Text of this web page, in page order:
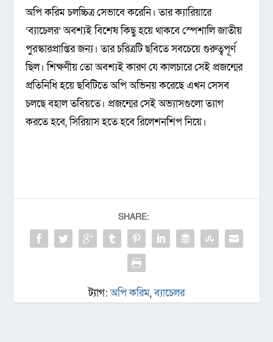
অপি করিম চলচ্চিত্র সেভাবে করেনি। তার ক্যারিয়ারে
‘ব্যাচেলর’ অবশ্যই বিশেষ কিছু হয়ে থাকবে স্পেশালি জাতীয়
পুরস্কারপ্রাপ্তির জন্য। তার চরিত্রটি ছবিতে সবচেয়ে গুরুত্বপূর্ণ
ছিল। শিক্ষণীয় তো অবশ্যই কারণ যে কালচারে সেই প্রজন্মের
প্রতিনিধি হয়ে ছবিটিতে অপি অভিনয় করেছে এখন সেসব
চলছে বহাল তবিয়তে। প্রজন্মের সেই অভ্যাসগুলো ত্যাগ
করতে হবে, সিরিয়াস হতে হবে রিলেশনশিপ নিয়ে।
SHARE:
ট্যাগ:অপি করিম,ব্যাচেলর